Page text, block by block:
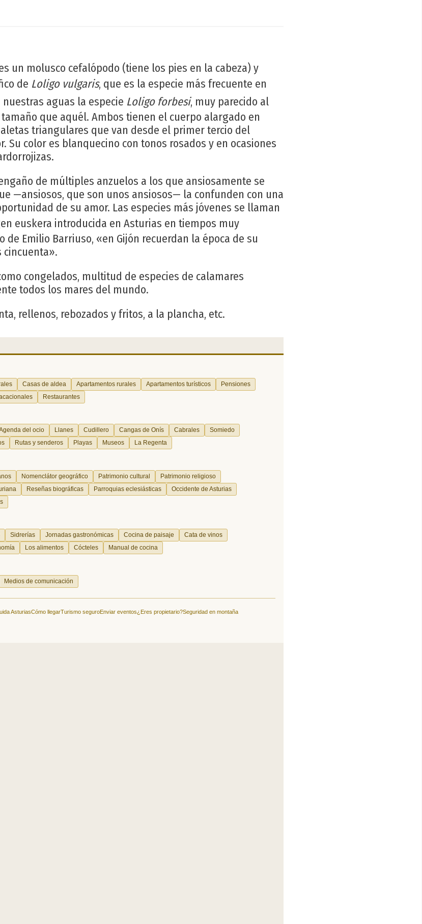
un molusco cefalópodo (tiene los pies en la cabeza) y
de Loligo vulgaris, que es la especie más frecuente en
aguas la especie Loligo forbesi, muy parecido al
que aquél. Ambos tienen el cuerpo alargado en
triangulares que van desde el primer tercio del
Su color es blanquecino con tonos rosados y en ocasiones
de múltiples anzuelos a los que ansiosamente se
—ansiosos, que son unos ansiosos— la confunden con una
de su amor. Las especies más jóvenes se llaman
euskera introducida en Asturias en tiempos muy
de Emilio Barriuso, «en Gijón recuerdan la época de su
cincuenta».
congelados, multitud de especies de calamares
todos los mares del mundo.
rellenos, rebozados y fritos, a la plancha, etc.